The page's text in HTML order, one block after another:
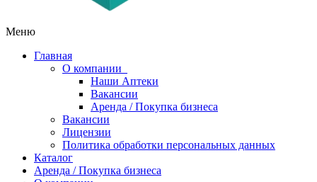
Меню
Главная
О компании
Наши Аптеки
Вакансии
Аренда / Покупка бизнеса
Вакансии
Лицензии
Политика обработки персональных данных
Каталог
Аренда / Покупка бизнеса